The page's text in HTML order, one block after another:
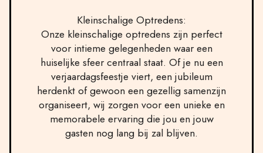
Kleinschalige Optredens:
Onze kleinschalige optredens zijn perfect
voor intieme gelegenheden waar een
huiselijke sfeer centraal staat. Of je nu een
verjaardagsfeestje viert, een jubileum
herdenkt of gewoon een gezellig samenzijn
organiseert, wij zorgen voor een unieke en
memorabele ervaring die jou en jouw
gasten nog lang bij zal blijven.